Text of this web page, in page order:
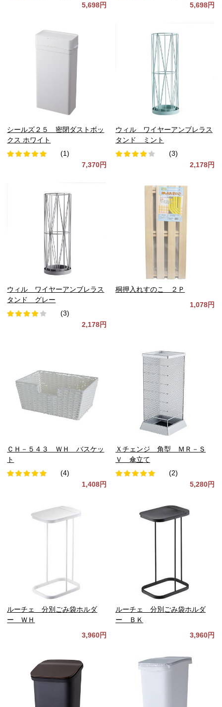
5,698円
5,698円
シールズ２５ 密閉ダストボッ
クス ホワイト
(1)
7,370円
ウィル ワイヤーアンブレラス
タンド ミント
(3)
2,178円
ウィル ワイヤーアンブレラス
タンド グレー
(3)
2,178円
桐押入れすのこ ２Ｐ
1,078円
ＣＨ－５４３ ＷＨ バスケッ
ト
(4)
1,408円
Ｘチェンジ 角型 ＭＲ－Ｓ
Ｖ 傘立て
(2)
5,280円
ルーチェ 分別ごみ袋ホルダ
ー ＷＨ
3,960円
ルーチェ 分別ごみ袋ホルダ
ー ＢＫ
3,960円